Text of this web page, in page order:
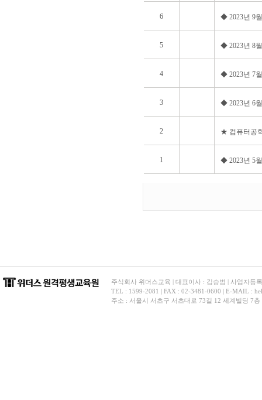
6 ◆ 2023년 9
5 ◆ 2023년 8
4 ◆ 2023년 7
3 ◆ 2023년 6
2 ★ 컴퓨터공
1 ◆ 2023년 5
주식회사 위더스교육 | 대표이사 : 김승범 | 사업자등
TEL : 1599-2081 | FAX : 02-3481-0600 | E-MAIL :
주소 : 서울시 서초구 서초대로 73길 12 세계빌딩 7층